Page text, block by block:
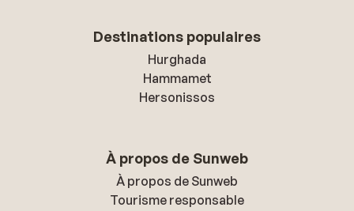
Destinations populaires
Hurghada
Hammamet
Hersonissos
À propos de Sunweb
À propos de Sunweb
Tourisme responsable